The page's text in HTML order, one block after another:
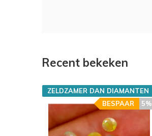
Recent bekeken
ZELDZAMER DAN DIAMANTEN
5%
BESPAAR